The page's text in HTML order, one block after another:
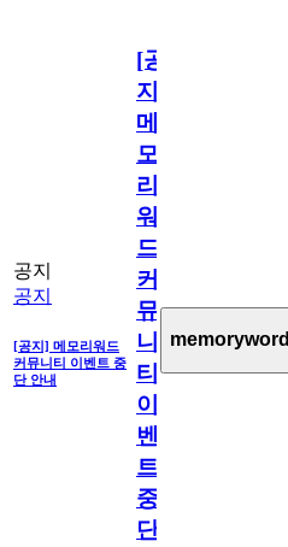
공지
공지
[공지] 메모리워드
커뮤니티 이벤트 중
단 안내
[공
지]
메
모
리
워
드
커
뮤
니
티
이
벤
트
중
단
memoryword